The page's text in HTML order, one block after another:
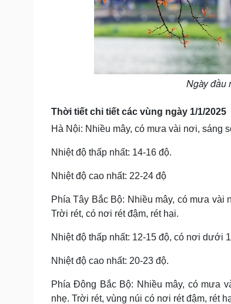
Ngày đầu
Thời tiết chi tiết các vùng ngày 1/1/2025
Hà Nội: Nhiều mây, có mưa vài nơi, sáng
Nhiệt độ thấp nhất: 14-16 độ.
Nhiệt độ cao nhất: 22-24 độ
Phía Tây Bắc Bộ: Nhiều mây, có mưa
Trời rét, có nơi rét đậm, rét hại.
Nhiệt độ thấp nhất: 12-15 độ, có nơi dưới
Nhiệt độ cao nhất: 20-23 độ.
Phía Đông Bắc Bộ: Nhiều mây, có mưa
nhẹ. Trời rét, vùng núi có nơi rét đậm, rét